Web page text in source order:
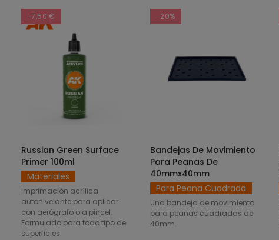
-7,50 €
AÑADIR AL CARRITO
Russian Green Surface
Primer 100ml
Materiales
Imprimación acrílica
autonivelante para aplicar
con aerógrafo o a pincel.
Formulado para todo tipo de
superficies.
-20%
SELECCIONAR OPCIONES
Bandejas De Movimiento
Para Peanas De
40mmx40mm
Para Peana Cuadrada
Una bandeja de movimiento
para peanas cuadradas de
40mm.